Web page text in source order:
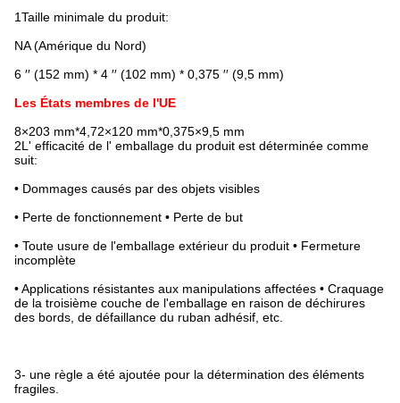
1Taille minimale du produit:
NA (Amérique du Nord)
6 ′′ (152 mm) * 4 ′′ (102 mm) * 0,375 ′′ (9,5 mm)
Les États membres de l'UE
8×203 mm*4,72×120 mm*0,375×9,5 mm
2L' efficacité de l' emballage du produit est déterminée comme
suit:
• Dommages causés par des objets visibles
• Perte de fonctionnement • Perte de but
• Toute usure de l'emballage extérieur du produit • Fermeture
incomplète
• Applications résistantes aux manipulations affectées • Craquage
de la troisième couche de l'emballage en raison de déchirures
des bords, de défaillance du ruban adhésif, etc.
3- une règle a été ajoutée pour la détermination des éléments
fragiles.